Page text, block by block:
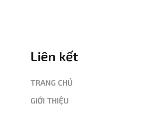
Liên kết
TRANG CHỦ
GIỚI THIỆU